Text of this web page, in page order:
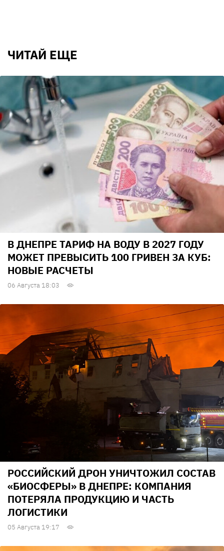
ЧИТАЙ ЕЩЕ
В ДНЕПРЕ ТАРИФ НА ВОДУ В 2027 ГОДУ
МОЖЕТ ПРЕВЫСИТЬ 100 ГРИВЕН ЗА КУБ:
НОВЫЕ РАСЧЕТЫ
06 Августа 18:03
РОССИЙСКИЙ ДРОН УНИЧТОЖИЛ СОСТАВ
«БИОСФЕРЫ» В ДНЕПРЕ: КОМПАНИЯ
ПОТЕРЯЛА ПРОДУКЦИЮ И ЧАСТЬ
ЛОГИСТИКИ
05 Августа 19:17